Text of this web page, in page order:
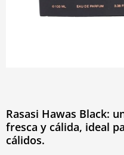
Rasasi Hawas Black:
fresca y cálida, ideal
cálidos.